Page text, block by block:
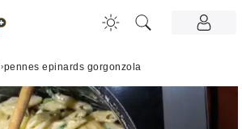
›pennes epinards gorgonzola